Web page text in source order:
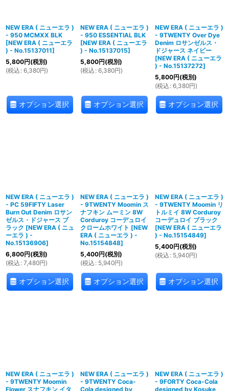
NEW ERA ( ニューエラ )
- 950 MCMXX BLK
[NEW ERA ( ニューエラ
) - No.15137011]
5,800円(税別)
(税込 : 6,380円)
オプション選択
NEW ERA ( ニューエラ )
- 950 ESSENTIAL BLK
[NEW ERA ( ニューエラ
) - No.15137015]
5,800円(税別)
(税込 : 6,380円)
オプション選択
NEW ERA ( ニューエラ )
- 9TWENTY Over Dye
Denim ロサンゼルス・
ドジャース ネイビー
[NEW ERA ( ニューエラ
) - No.15137272]
5,800円(税別)
(税込 : 6,380円)
オプション選択
NEW ERA ( ニューエラ )
- PC 59FIFTY Laser
Burn Out Denim ロサン
ゼルス・ドジャース ブ
ラック [NEW ERA ( ニュ
ーエラ ) -
No.15136906]
6,800円(税別)
(税込 : 7,480円)
オプション選択
NEW ERA ( ニューエラ )
- 9TWENTY Moomin ス
ナフキン ムーミン 8W
Corduroy コーデュロイ
クロームホワイト [NEW
ERA ( ニューエラ ) -
No.15154848]
5,400円(税別)
(税込 : 5,940円)
オプション選択
NEW ERA ( ニューエラ )
- 9TWENTY Moomin リ
トルミイ 8W Corduroy
コーデュロイ ブラック
[NEW ERA ( ニューエラ
) - No.15154849]
5,400円(税別)
(税込 : 5,940円)
オプション選択
NEW ERA ( ニューエラ )
- 9TWENTY Moomin
Flower スナフキン イタ
NEW ERA ( ニューエラ )
- 9TWENTY Coca-
Cola designed by
NEW ERA ( ニューエラ )
- 9FORTY Coca-Cola
designed by Kosuke